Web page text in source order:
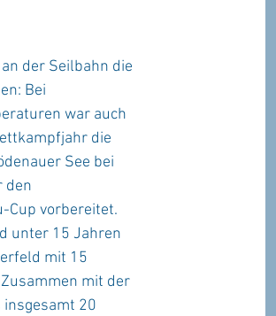
der Seilbahn die
Bei
war auch
die
See bei
den
Cup vorbereitet.
unter 15 Jahren
mit 15
mit der
insgesamt 20